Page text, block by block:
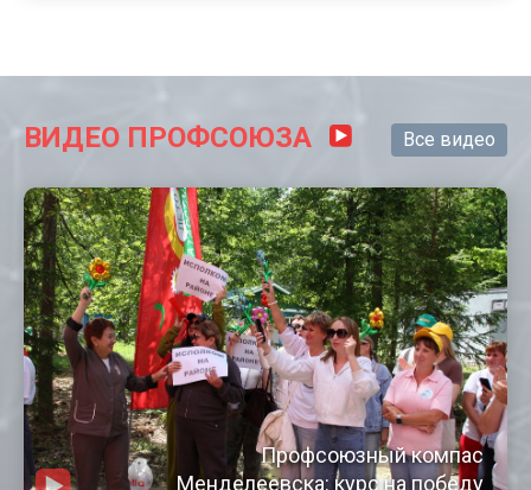
ВИДЕО ПРОФСОЮЗА Все видео
Профсоюзный компас
Менделеевска: курс на победу